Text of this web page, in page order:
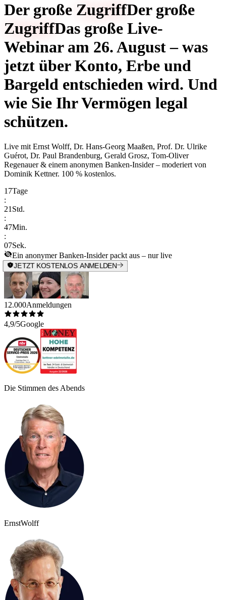
Der große ZugriffDer große
ZugriffDas große Live-
Webinar am 26. August – was
jetzt über Konto, Erbe und
Bargeld entschieden wird. Und
wie Sie Ihr Vermögen legal
schützen.
Live mit Ernst Wolff, Dr. Hans-Georg Maaßen, Prof. Dr. Ulrike
Guérot, Dr. Paul Brandenburg, Gerald Grosz, Tom-Oliver
Regenauer & einem anonymen Banken-Insider– moderiert von
Dominik Kettner. 100 % kostenlos.
17Tage
:
21 Std.
:
47Min.
:
07Sek.
Ein anonymer Banken-Insider packt aus – nur live
JETZT KOSTENLOS ANMELDEN
12.000Anmeldungen
4,9/5Google
Die Stimmen des Abends
ErnstWolff